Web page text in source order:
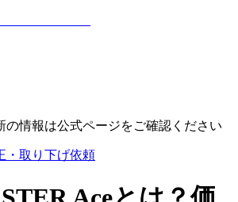
の情報は公式ページをご確認ください
・取り下げ依頼